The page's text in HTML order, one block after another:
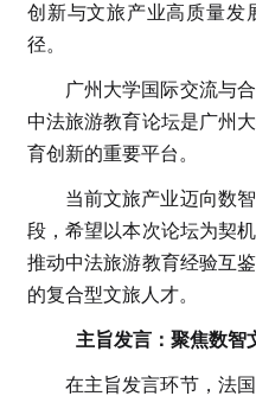
创新与文旅产业高质量发
径。
广州大学国际交流与
中法旅游教育论坛是广州
育创新的重要平台。
当前文旅产业迈向数
段，希望以本次论坛为契
推动中法旅游教育经验互
的复合型文旅人才。
主旨发言：聚焦数智
在主旨发言环节，法